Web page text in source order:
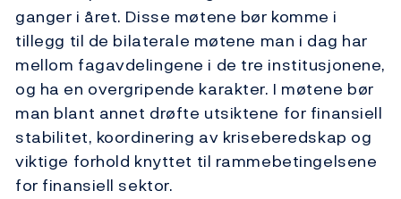
ganger i året. Disse møtene bør komme i
tillegg til de bilaterale møtene man i dag har
mellom fagavdelingene i de tre institusjonene,
og ha en overgripende karakter. I møtene bør
man blant annet drøfte utsiktene for finansiell
stabilitet, koordinering av kriseberedskap og
viktige forhold knyttet til rammebetingelsene
for finansiell sektor.